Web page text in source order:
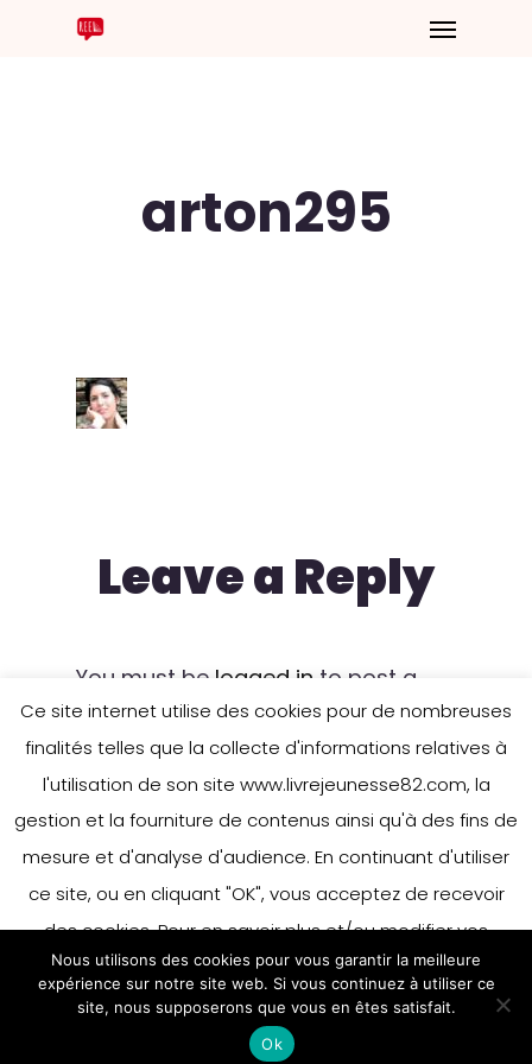
arton295
Leave a Reply
You must be logged in to post a
comment.
Ce site internet utilise des cookies pour de nombreuses
finalités telles que la collecte d'informations relatives à
l'utilisation de son site www.livrejeunesse82.com, la
gestion et la fourniture de contenus ainsi qu'à des fins de
mesure et d'analyse d'audience. En continuant d'utiliser
ce site, ou en cliquant "OK", vous acceptez de recevoir
des cookies. Pour en savoir plus et/ou modifier vos
préférences en matière de cookies, merci de vous référer
à notre politique sur les cookies.
Accepter
En savoir plus
Nous utilisons des cookies pour vous garantir la meilleure
expérience sur notre site web. Si vous continuez à utiliser ce
site, nous supposerons que vous en êtes satisfait.
Ok